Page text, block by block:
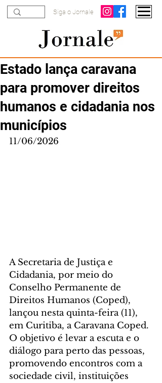
Siga o Jornale
Estado lança caravana
para promover direitos
humanos e cidadania nos
municípios
11/06/2026
A Secretaria de Justiça e
Cidadania, por meio do
Conselho Permanente de
Direitos Humanos (Coped),
lançou nesta quinta-feira (11),
em Curitiba, a Caravana Coped.
O objetivo é levar a escuta e o
diálogo para perto das pessoas,
promovendo encontros com a
sociedade civil, instituições